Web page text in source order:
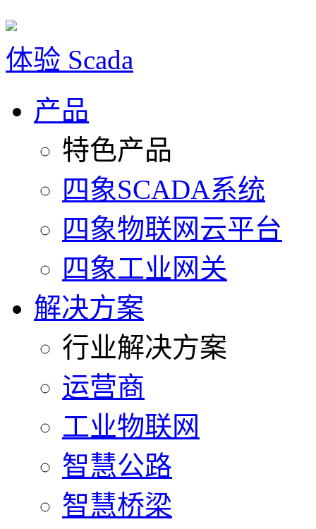
体验 Scada
产品
特色产品
四象SCADA系统
四象物联网云平台
四象工业网关
解决方案
行业解决方案
运营商
工业物联网
智慧公路
智慧桥梁